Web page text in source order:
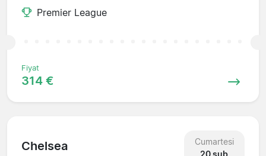
Premier League
Fiyat
314 €
Chelsea
Cumartesi
20 şub